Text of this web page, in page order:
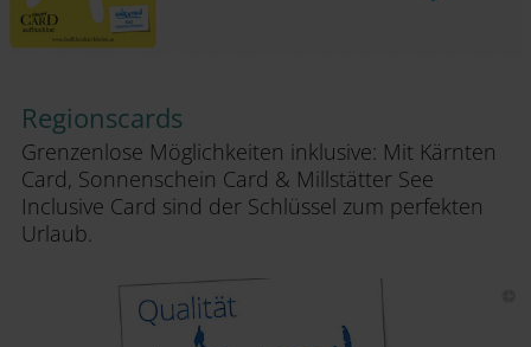
Regionscards
Grenzenlose Möglichkeiten inklusive: Mit Kärnten
Card, Sonnenschein Card & Millstätter See
Inclusive Card sind der Schlüssel zum perfekten
Urlaub.